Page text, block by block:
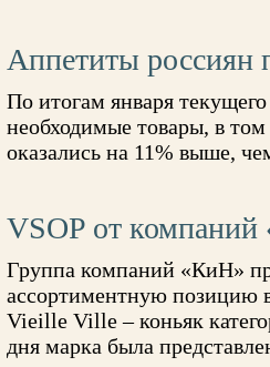
Аппетиты россиян
По итогам января
необходимые товары, в
оказались на 11% выше,
VSOP от
Группа компаний «КиН»
ассортиментную позицию
Vieille Ville – коньяк
дня марка была